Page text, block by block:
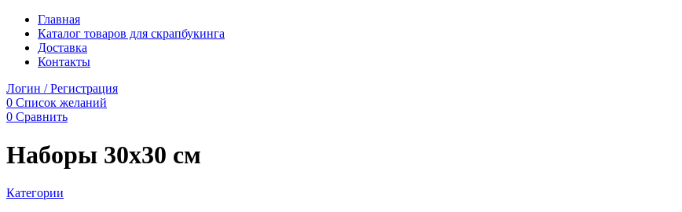
Главная
Каталог товаров для скрапбукинга
Доставка
Контакты
Логин / Регистрация
0 Список желаний
0 Сравнить
Наборы 30х30 см
Категории